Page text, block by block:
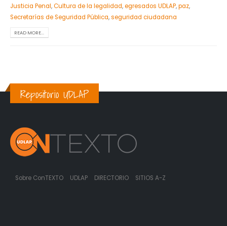
Justicia Penal,Cultura de la legalidad,egresados UDLAP,paz,
Secretarías de Seguridad Pública,seguridad ciudadana
READ MORE...
Repositorio UDLAP
Sobre ConTEXTO UDLAP DIRECTORIO SITIOS A-Z